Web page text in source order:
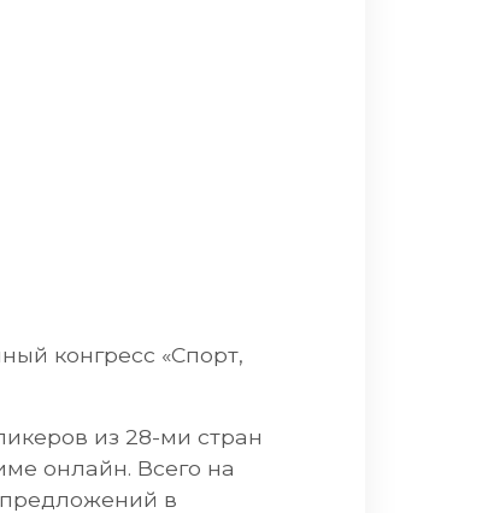
конгресс «Спорт,
из 28-ми стран
онлайн. Всего на
в